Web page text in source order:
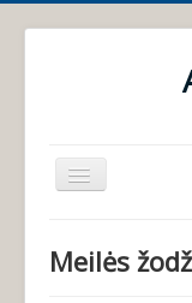
Perjungti
navigaciją
Foto galerijos
Meilės